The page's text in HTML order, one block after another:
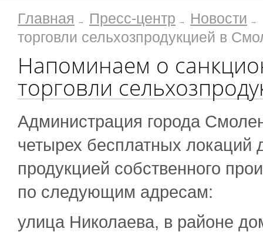
Главная Пресс-центр Новости
торговли сельхозпродукцией в
Напоминаем о
торговли
Администрация города
четырех бесплатных локаций
продукцией собственного
по следующим адресам:
улица Николаева, в районе